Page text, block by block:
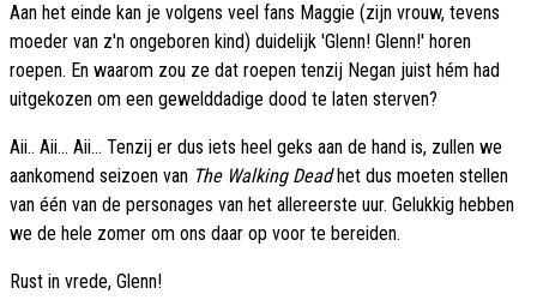
Aan het einde kan je volgens veel fans Maggie (zijn vrouw, tevens
moeder van z'n ongeboren kind) duidelijk 'Glenn! Glenn!' horen
roepen. En waarom zou ze dat roepen tenzij Negan juist hém had
uitgekozen om een gewelddadige dood te laten sterven?
Aii.. Aii... Aii... Tenzij er dus iets heel geks aan de hand is, zullen we
aankomend seizoen van The Walking Deadhet dus moeten stellen
van één van de personages van het allereerste uur. Gelukkig hebben
we de hele zomer om ons daar op voor te bereiden.
Rust in vrede, Glenn!